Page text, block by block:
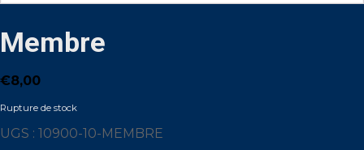
Membre
€8,00
Rupture de stock
UGS : 10900-10-MEMBRE